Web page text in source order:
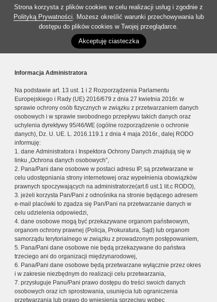
Strona korzysta z plików cookies w celu realizacji usług i zgodnie z
Polityką Prywatności. Możesz określić warunki przechowywania lub
dostępu do plików cookies w Twojej przeglądarce.
Akceptuję ciasteczka
Informacja Administratora
Na podstawie art. 13 ust. 1 i 2 Rozporządzenia Parlamentu
Europejskiego i Rady (UE) 2016/679 z dnia 27 kwietnia 2016r. w
sprawie ochrony osób fizycznych w związku z przetwarzaniem danych
osobowych i w sprawie swobodnego przepływu takich danych oraz
uchylenia dyrektywy 95/46/WE (ogólne rozporządzenie o ochronie
danych), Dz. U. UE. L. 2016.119.1 z dnia 4 maja 2016r., dalej RODO
informuję:
1. dane Administratora i Inspektora Ochrony Danych znajdują się w
linku „Ochrona danych osobowych”,
2. Pana/Pani dane osobowe w postaci adresu IP, są przetwarzane w
celu udostępniania strony internetowej oraz wypełnienia obowiązków
prawnych spoczywających na administratorze(art.6 ust.1 lit.c RODO),
3. jeżeli korzysta Pan/Pani z odnośnika na stronie będącego adresem
e-mail placówki to zgadza się Pan/Pani na przetwarzanie danych w
celu udzielenia odpowiedzi,
4. dane osobowe mogą być przekazywane organom państwowym,
organom ochrony prawnej (Policja, Prokuratura, Sąd) lub organom
samorządu terytorialnego w związku z prowadzonym postępowaniem,
5. Pana/Pani dane osobowe nie będą przekazywane do państwa
trzeciego ani do organizacji międzynarodowej,
6. Pana/Pani dane osobowe będą przetwarzane wyłącznie przez okres
i w zakresie niezbędnym do realizacji celu przetwarzania,
7. przysługuje Panu/Pani prawo dostępu do treści swoich danych
osobowych oraz ich sprostowania, usunięcia lub ograniczenia
przetwarzania lub prawo do wniesienia sprzeciwu wobec